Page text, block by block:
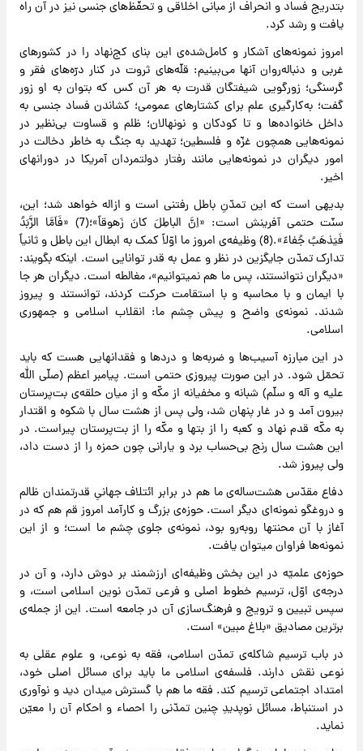
بتدریج فساد و انحراف از مبانی اخلاقی و تحفّظ‌های جنسی نیز در آن راه
یافت و رشد کرد.
امروز نمونه‌های آشکار و کامل‌شده‌ی این بنای کج‌نهاد را در کشورهای
غربی و دنباله‌روان آنها می‌بینیم: قلّه‌های ثروت در کنار درّه‌های فقر و
گرسنگی؛ زورگویی شیفتگان قدرت به هر آن کس که بتوان به او زور
گفت؛ به‌کارگیری علم برای کشتارهای عمومی؛ کشاندن فساد جنسی به
داخل خانواده‌‌ها و تا کودکان و نونهالان؛ ظلم و قساوت بی‌نظیر در
نمونه‌هایی همچون غزّه و فلسطین؛ تهدید به جنگ به خاطر دخالت در
امور دیگران در نمونه‌هایی مانند رفتار دولتمردان آمریکا در دورانهای
اخیر.
بدیهی است که این تمدّنِ باطل رفتنی است و ازاله خواهد شد؛ این،
سنّت حتمی آفرینش است: «اِنَّ الباطِلَ کانَ زَهوقاً»؛(7) «فَاَمَّا الزَّبَدُ
فَیَذهَبُ جُفاءً».(8) وظیفه‌ی امروز ما اوّلاً کمک به ابطال این باطل و ثانیاً
تدارک تمدّن جایگزین در نظر و عمل به قدر توانایی است. اینکه بگویند:
«دیگران نتوانستند، پس ما هم نمیتوانیم»، مغالطه است. دیگران هر جا
با ایمان و با محاسبه و با استقامت حرکت کردند، توانستند و پیروز
شدند. نمونه‌ی واضح و پیش چشم ما: انقلاب اسلامی و جمهوری
اسلامی.
در این مبارزه آسیب‌ها و ضربه‌ها و دردها و فقدانهایی هست که باید
تحمّل شود. در این صورت پیروزی حتمی است. پیامبر اعظم (صلّی الله
علیه و آله‌ و ‌سلّم) شبانه و مخفیانه از مکّه و از میان حلقه‌ی بت‌پرستان
بیرون آمد و در غار پنهان شد، ولی پس از هشت سال با شکوه و اقتدار
به مکّه قدم نهاد و کعبه را از بتها و مکّه را از بت‌پرستان پیراست. در
این هشت سال رنج بی‌حساب برد و یارانی چون حمزه را از دست داد،
ولی پیروز شد.
دفاع مقدّس هشت‌ساله‌ی ما هم در برابر ائتلاف جهانیِ قدرتمندان ظالم
و دروغگو نمونه‌ای دیگر است. حوزه‌ی بزرگ و کارآمد امروز قم هم که در
آغاز با آن محنتها روبه‌رو بود، نمونه‌ی جلوی چشم ما است؛ و از این
نمونه‌ها فراوان میتوان یافت.
حوزه‌‌ی علمیّه در این بخش وظیفه‌ای ارزشمند بر دوش دارد، و آن در
درجه‌ی اوّل، ترسیم خطوط اصلی و فرعی تمدّن نوین اسلامی است، و
سپس تبیین و ترویج و فرهنگ‌سازی آن در جامعه است. این از جمله‌ی
برترین مصادیق «بلاغ مبین» است.
در باب ترسیم شاکله‌ی تمدّن اسلامی، فقه به نوعی، و علوم عقلی به
نوعی نقش دارند. فلسفه‌ی اسلامی ما باید برای مسائل اصلی خود،
امتداد اجتماعی ترسیم کند. فقه ما هم با گسترش میدان دید و نوآوری
در استنباط، مسائل نوپدیدِ چنین تمدّنی را احصاء و احکام آن را معیّن
نماید.